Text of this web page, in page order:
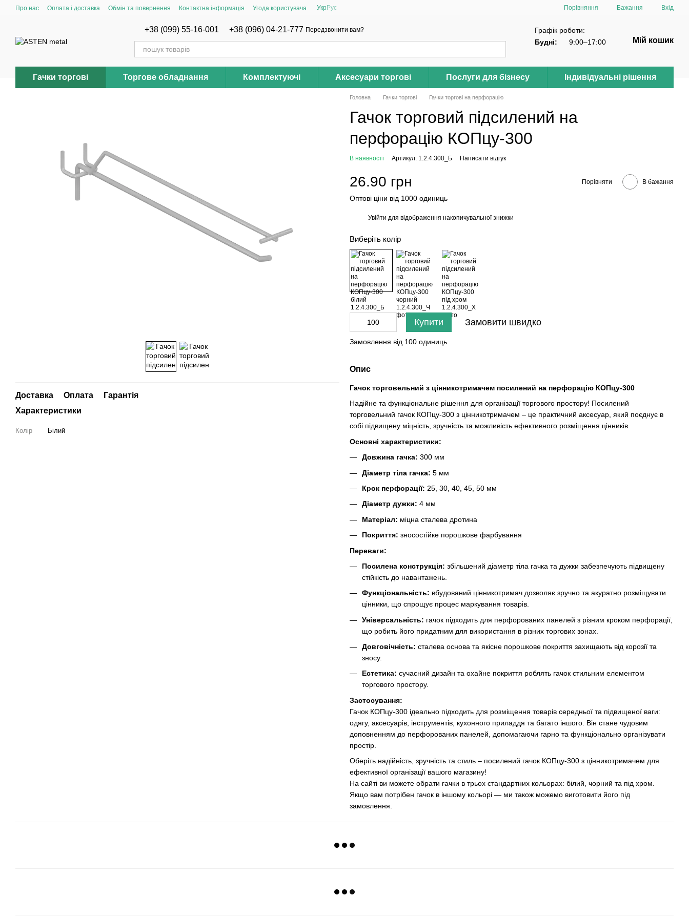
Перейти до основного контенту
Про нас Оплата і доставка Обмін та повернення Контактна інформація Угода користувача УкрРус Порівняння Бажання Вхід
+38 (099) 55-16-001 +38 (096) 04-21-777 Передзвонити вам?
Графік роботи:
Будні:
9:00–17:00 Мій кошик
Гачки торгові Торгове обладнання Комплектуючі Аксесуари торгові Послуги для бізнесу Індивідуальні рішення
Доставка Оплата
Гарантія
Характеристики
Колір Білий
Головна Гачки торгові Гачки торгові на перфорацію
Гачок торговий підсилений на
перфорацію КОПцу-300
В наявності Артикул: 1.2.4.300_Б Написати відгук
26.90 грн Порівняти В бажання
Оптові ціни від 1000 одиниць
Увійти для відображення накопичувальної знижки
Виберіть колір
Купити Замовити швидко
Замовлення від 100 одиниць
Опис
Гачок торговельний з цінникотримачем посилений на перфорацію КОПцу-300
Надійне та функціональне рішення для організації торгового простору! Посилений
торговельний гачок КОПцу-300 з цінникотримачем – це практичний аксесуар, який поєднує в
собі підвищену міцність, зручність та можливість ефективного розміщення цінників.
Основні характеристики:
Довжина гачка: 300 мм
Діаметр тіла гачка: 5 мм
Крок перфорації: 25, 30, 40, 45, 50 мм
Діаметр дужки: 4 мм
Матеріал: міцна сталева дротина
Покриття: зносостійке порошкове фарбування
Переваги:
Посилена конструкція: збільшений діаметр тіла гачка та дужки забезпечують підвищену
стійкість до навантажень.
Функціональність: вбудований цінникотримач дозволяє зручно та акуратно розміщувати
цінники, що спрощує процес маркування товарів.
Універсальність: гачок підходить для перфорованих панелей з різним кроком перфорації,
що робить його придатним для використання в різних торгових зонах.
Довговічність: сталева основа та якісне порошкове покриття захищають від корозії та
зносу.
Естетика: сучасний дизайн та охайне покриття роблять гачок стильним елементом
торгового простору.
Застосування:
Гачок КОПцу-300 ідеально підходить для розміщення товарів середньої та підвищеної ваги:
одягу, аксесуарів, інструментів, кухонного приладдя та багато іншого. Він стане чудовим
доповненням до перфорованих панелей, допомагаючи гарно та функціонально організувати
простір.
Оберіть надійність, зручність та стиль – посилений гачок КОПцу-300 з цінникотримачем для
ефективної організації вашого магазину!
На сайті ви можете обрати гачки в трьох стандартних кольорах: білий, чорний та під хром.
Якщо вам потрібен гачок в іншому кольорі — ми також можемо виготовити його під
замовлення.